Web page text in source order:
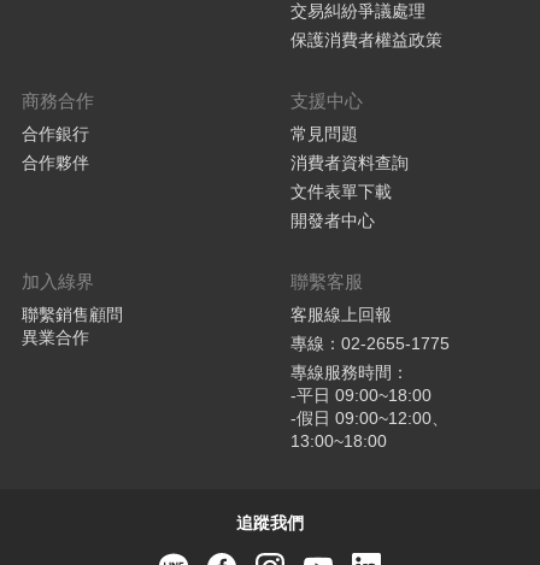
交易糾紛爭議處理
保護消費者權益政策
商務合作
合作銀行
合作夥伴
支援中心
常見問題
消費者資料查詢
文件表單下載
開發者中心
加入綠界
聯繫銷售顧問
異業合作
聯繫客服
客服線上回報
專線：02-2655-1775
專線服務時間：
-平日 09:00~18:00
-假日 09:00~12:00、
13:00~18:00
追蹤我們